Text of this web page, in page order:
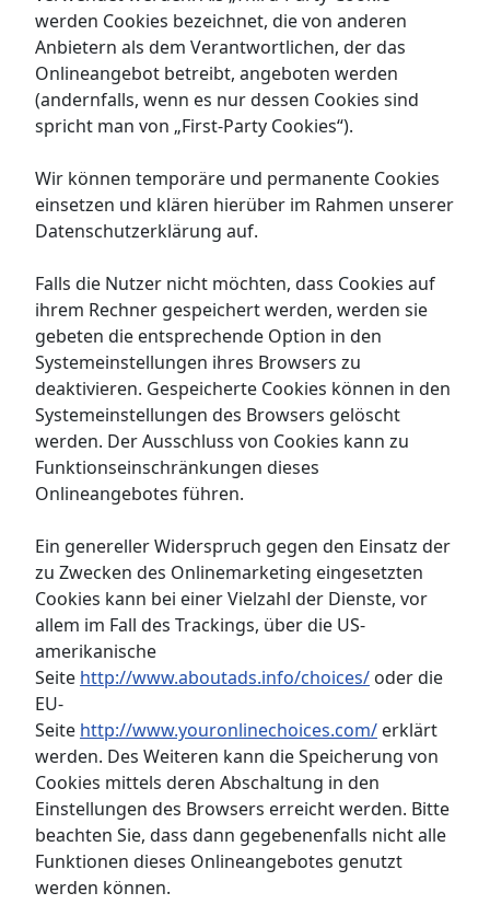
werden Cookies bezeichnet, die von anderen
Anbietern als dem Verantwortlichen, der das
Onlineangebot betreibt, angeboten werden
(andernfalls, wenn es nur dessen Cookies sind
spricht man von „First-Party Cookies“).
Wir können temporäre und permanente Cookies
einsetzen und klären hierüber im Rahmen unserer
Datenschutzerklärung auf.
Falls die Nutzer nicht möchten, dass Cookies auf
ihrem Rechner gespeichert werden, werden sie
gebeten die entsprechende Option in den
Systemeinstellungen ihres Browsers zu
deaktivieren. Gespeicherte Cookies können in den
Systemeinstellungen des Browsers gelöscht
werden. Der Ausschluss von Cookies kann zu
Funktionseinschränkungen dieses
Onlineangebotes führen.
Ein genereller Widerspruch gegen den Einsatz der
zu Zwecken des Onlinemarketing eingesetzten
Cookies kann bei einer Vielzahl der Dienste, vor
allem im Fall des Trackings, über die US-
amerikanische
Seite http://www.aboutads.info/choices/ oder die
EU-
Seite http://www.youronlinechoices.com/ erklärt
werden. Des Weiteren kann die Speicherung von
Cookies mittels deren Abschaltung in den
Einstellungen des Browsers erreicht werden. Bitte
beachten Sie, dass dann gegebenenfalls nicht alle
Funktionen dieses Onlineangebotes genutzt
werden können.